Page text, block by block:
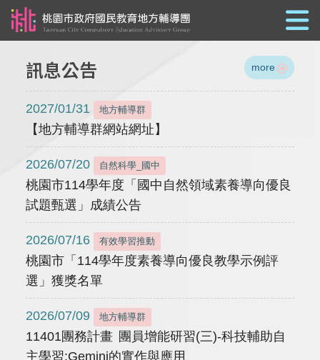
訊息公告 more
2027/01/31 地方輔導群
【地方輔導群網站網址】
2026/07/20 自然科學_國中
桃園市114學年度「國中自然領域素養導向優良
試題甄選」成績公告
2026/07/16 有效學習推動
桃園市「114學年度素養導向優良教學示例評
選」獲獎名單
2026/07/09 地方輔導群
11401團務計畫 團員增能研習(三)-科技輔助自
主學習:Gemini的實作與應用